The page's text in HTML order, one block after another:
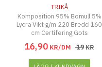
TRIKÅ
Komposition 95% Bomull 5%
Lycra Vikt g/m 220 Bredd 160
cm Certifering Gots
16,90 KR/DM 19KR